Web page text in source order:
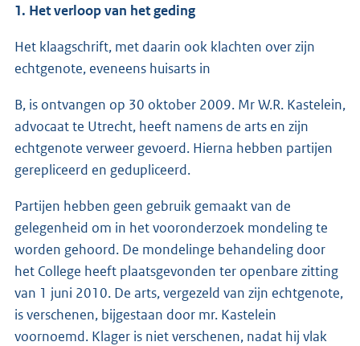
1. Het verloop van het geding
Het klaagschrift, met daarin ook klachten over zijn
echtgenote, eveneens huisarts in
B, is ontvangen op 30 oktober 2009. Mr W.R. Kastelein,
advocaat te Utrecht, heeft namens de arts en zijn
echtgenote verweer gevoerd. Hierna hebben partijen
gerepliceerd en gedupliceerd.
Partijen hebben geen gebruik gemaakt van de
gelegenheid om in het vooronderzoek mondeling te
worden gehoord. De mondelinge behandeling door
het College heeft plaatsgevonden ter openbare zitting
van 1 juni 2010. De arts, vergezeld van zijn echtgenote,
is verschenen, bijgestaan door mr. Kastelein
voornoemd. Klager is niet verschenen, nadat hij vlak